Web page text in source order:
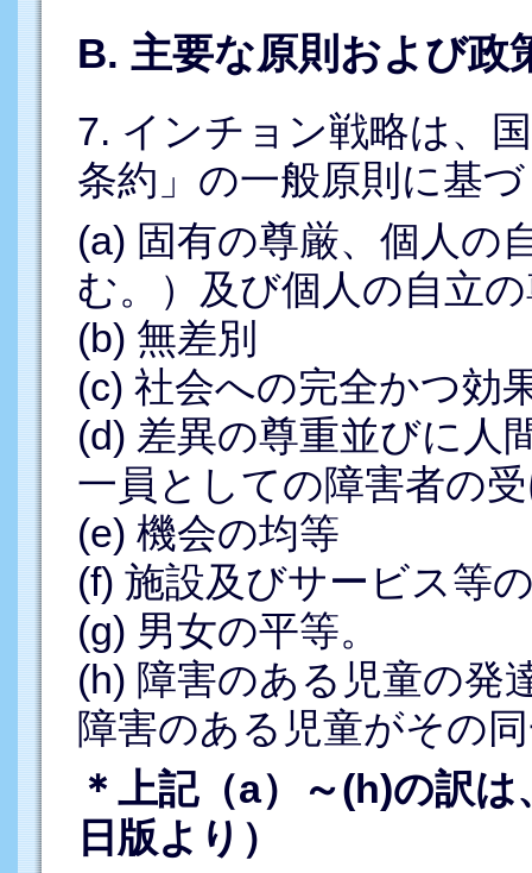
B. 主要な原則および政
7. インチョン戦略は、
条約」の一般原則に基
(a) 固有の尊厳、個人の
む。）及び個人の自立
(b) 無差別
(c) 社会への完全かつ効
(d) 差異の尊重並びに人
一員としての障害者の
(e) 機会の均等
(f) 施設及びサービス等
(g) 男女の平等。
(h) 障害のある児童の発
障害のある児童がその
＊上記（a）～(h)の訳
日版より）